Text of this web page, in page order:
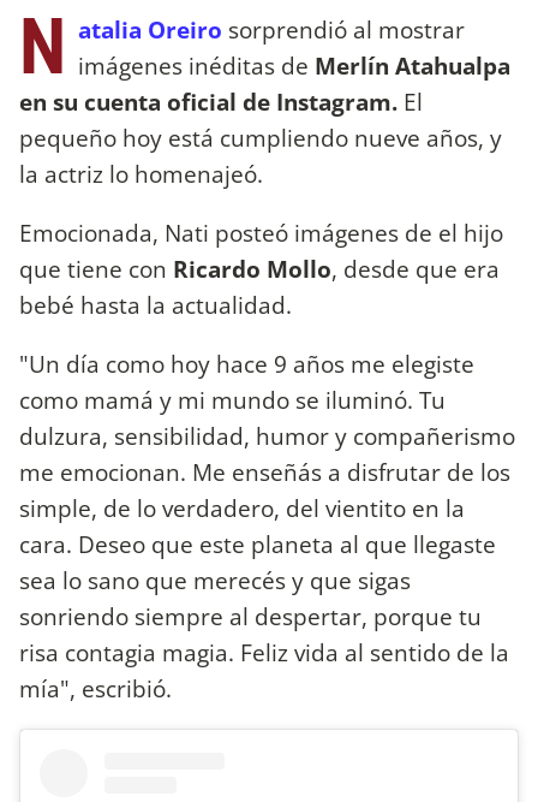
N atalia Oreiro sorprendió al mostrar
imágenes inéditas de Merlín Atahualpa
en su cuenta oficial de Instagram. El
pequeño hoy está cumpliendo nueve años, y
la actriz lo homenajeó.
Emocionada, Nati posteó imágenes de el hijo
que tiene con Ricardo Mollo, desde que era
bebé hasta la actualidad.
"Un día como hoy hace 9 años me elegiste
como mamá y mi mundo se iluminó.⁣ Tu
dulzura, sensibilidad, humor y compañerismo
me emocionan. ⁣Me enseñás a disfrutar de los
simple, ⁣de lo verdadero, del vientito en la
cara. Deseo que este planeta al que llegaste
sea lo sano que merecés y que sigas
sonriendo siempre al despertar, porque tu
risa contagia magia.⁣ Feliz vida al sentido de la
mía", escribió.